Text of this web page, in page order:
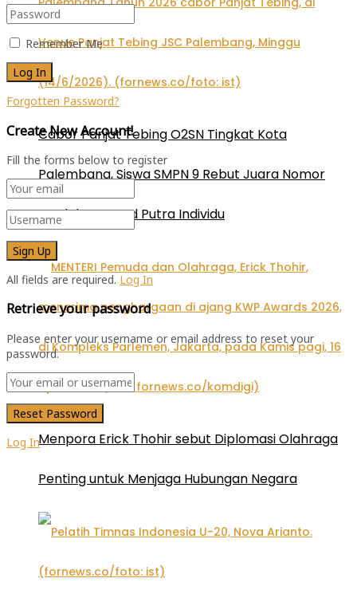
Cabor Panjat Tebing O2SN Tingkat Kota
Palembang, Siswa SMPN 9 Rebut Juara Nomor
Lead dan Speed Putra Individu
Menpora Erick Thohir sebut Diplomasi Olahraga
Penting untuk Menjaga Hubungan Negara
Remember Me
Forgotten Password?
Create New Account!
Fill the forms below to register
All fields are required. Log In
Retrieve your password
Please enter your username or email address to reset your
password.
Log In